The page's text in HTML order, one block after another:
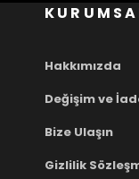
Hakkımızda
Değişim ve
Bize Ulaşın
Gizlilik